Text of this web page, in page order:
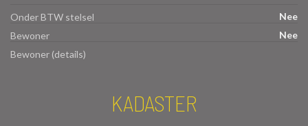
Onder BTW stelsel
Nee
Bewoner
Nee
Bewoner (details)
KADASTER